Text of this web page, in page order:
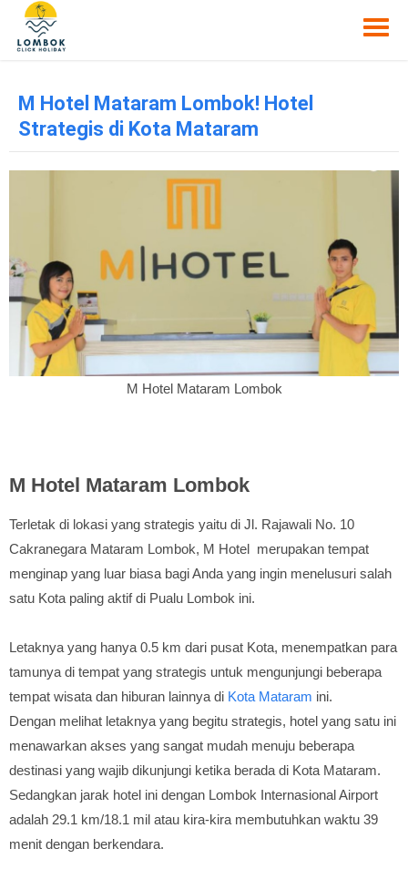
M Hotel Mataram Lombok! Hotel
Strategis di Kota Mataram
M Hotel Mataram Lombok
M Hotel Mataram Lombok
Terletak di lokasi yang strategis yaitu di Jl. Rajawali No. 10
Cakranegara Mataram Lombok, M Hotel merupakan tempat
menginap yang luar biasa bagi Anda yang ingin menelusuri salah
satu Kota paling aktif di Pualu Lombok ini.
Letaknya yang hanya 0.5 km dari pusat Kota, menempatkan para
tamunya di tempat yang strategis untuk mengunjungi beberapa
tempat wisata dan hiburan lainnya di Kota Mataram ini.
Dengan melihat letaknya yang begitu strategis, hotel yang satu ini
menawarkan akses yang sangat mudah menuju beberapa
destinasi yang wajib dikunjungi ketika berada di Kota Mataram.
Sedangkan jarak hotel ini dengan Lombok Internasional Airport
adalah 29.1 km/18.1 mil atau kira-kira membutuhkan waktu 39
menit dengan berkendara.